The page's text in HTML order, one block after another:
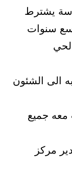
يشترط
سنوات
الى الشئون
جميع
مركز